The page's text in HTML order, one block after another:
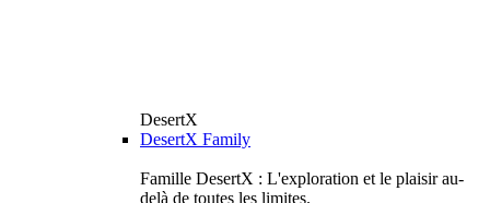
DesertX
DesertX Family
Famille DesertX : L'exploration et le plaisir au-
delà de toutes les limites.